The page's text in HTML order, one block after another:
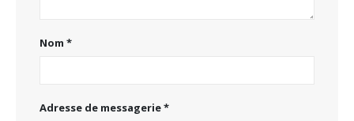
Nom *
Adresse de messagerie*